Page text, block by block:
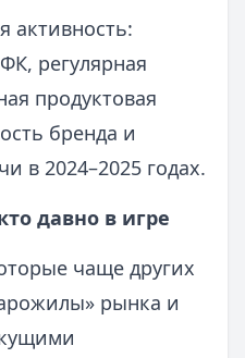
активность:
регулярная
продуктовая
бренда и
в 2024–2025 годах.
давно в игре
чаще других
рынка и